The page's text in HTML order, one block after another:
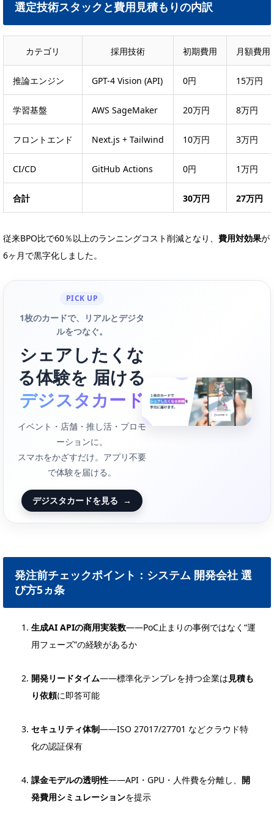
選定技術スタックと費用見積もりの内訳
カテゴリ 採用技術 初期費用 月額費用
推論エンジン GPT-4 Vision (API) 0円 15万円
学習基盤 AWS SageMaker 20万円 8万円
フロントエンド Next.js + Tailwind 10万円 3万円
CI/CD GitHub Actions 0円 1万円
合計 30万円 27万円
従来BPO比で60％以上のランニングコスト削減となり、 費用対効果が
6ヶ月で黒字化しました。
PICK UP
1枚のカードで、リアルとデジタ
ルをつなぐ。
シェアしたくな
る体験を 届ける
デジスタカード
イベント・店舗・推し活・プロモ
ーションに。
スマホをかざすだけ。アプリ不要
で体験を届ける。
デジスタカードを見る →
発注前チェックポイント： システム 開発会社 選
び方5ヵ条
生成AI APIの商用実装数――PoC止まりの事例ではなく“運
用フェーズ”の経験があるか
開発リードタイム――標準化テンプレを持つ企業は見積も
り依頼に即答可能
セキュリティ体制――ISO 27017/27701 などクラウド特
化の認証保有
課金モデルの透明性――API・GPU・人件費を分離し、 開
発費用シミュレーションを提示